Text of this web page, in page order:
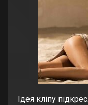
Ідея кліпу